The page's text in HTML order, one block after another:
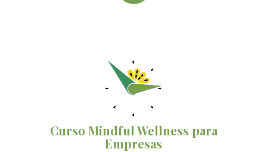
Curso Mindful Wellness para
Empresas